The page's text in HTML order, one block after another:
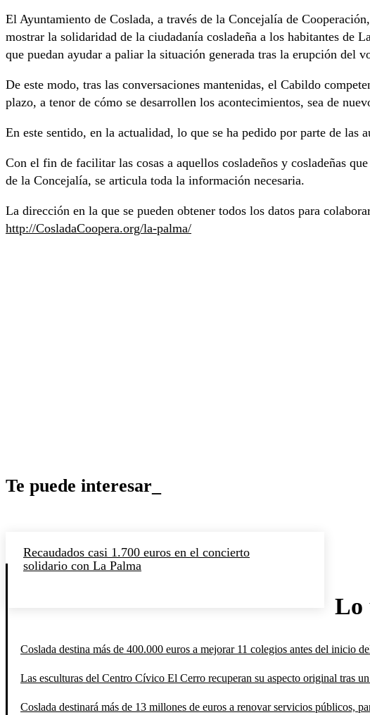
El Ayuntamiento de Coslada, a través de la Concejalía de
mostrar la solidaridad de la ciudadanía cosladeña a los habitantes de
que puedan ayudar a paliar la situación generada tras la erupción del
De este modo, tras las conversaciones mantenidas, el Cabildo
plazo, a tenor de cómo se desarrollen los acontecimientos, sea de
En este sentido, en la actualidad, lo que se ha pedido por parte de las
Con el fin de facilitar las cosas a aquellos cosladeños y cosladeñas
de la Concejalía, se articula toda la información necesaria.
La dirección en la que se pueden obtener todos los datos para
http://CosladaCoopera.org/la-palma/
Te puede interesar_
Recaudados casi 1.700 euros en el concierto
solidario con La Palma
Lo
Coslada destina más de 400.000 euros a mejorar 11 colegios antes del inicio
Las esculturas del Centro Cívico El Cerro recuperan su aspecto original tras
Coslada destinará más de 13 millones de euros a renovar servicios públicos,